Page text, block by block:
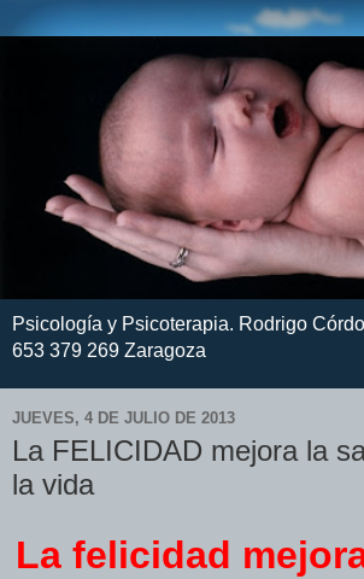
Psicología y Psicoterapia. Rodrigo
653 379 269 Zaragoza
JUEVES, 4 DE JULIO DE 2013
La FELICIDAD mejora la
la vida
La felicidad